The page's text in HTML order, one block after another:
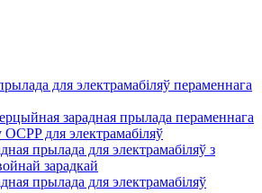
для электрамабіляў пераменнага
зарадная прылада пераменнага
OCPP для электрамабіляў
прылада для электрамабіляў з
зарадкай
прылада для электрамабіляў